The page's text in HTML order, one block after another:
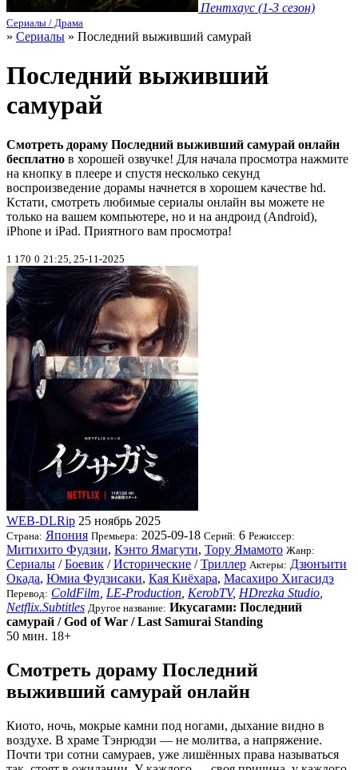
Пентхаус (1-3 сезон)
Сериалы / Драма
» Сериалы » Последний выживший самурай
Последний выживший
самурай
Смотреть дораму Последний выживший самурай онлайн
бесплатно в хорошей озвучке! Для начала просмотра нажмите
на кнопку в плеере и спустя несколько секунд
воспроизведение дорамы начнется в хорошем качестве hd.
Кстати, смотреть любимые сериалы онлайн вы можете не
только на вашем компьютере, но и на андроид (Android),
iPhone и iPad. Приятного вам просмотра!
1 170 0 21:25, 25-11-2025
WEB-DLRip 25 ноябрь 2025
Страна: Япония Премьера: 2025-09-18 Серий: 6 Режиссер:
Митихито Фудзии, Кэнто Ямагути, Тору Ямамото Жанр:
Сериалы /Боевик /Исторические /Триллер Актеры: Дзюнъити
Окада, Юмиа Фудзисаки, Кая Киёхара, Масахиро Хигасидэ
Перевод: ColdFilm LE-Production KerobTV, HDrezka Studio
Netflix.Subtitles Другое название: Икусагами: Последний
самурай / God of War / Last Samurai Standing
50 мин. 18+
Смотреть дораму Последний
выживший самурай онлайн
Киото, ночь, мокрые камни под ногами, дыхание видно в
воздухе. В храме Тэнрюдзи — не молитва, а напряжение.
Почти три сотни самураев, уже лишённых права называться